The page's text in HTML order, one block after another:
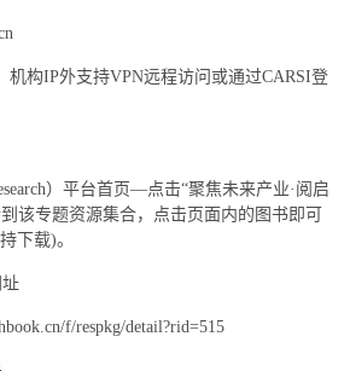
机构IP外支持VPN远程访问或通过CARSI登
）平台首页—点击“聚焦未来产业·阅启
该专题资源集合，点击页面内的图书即可
下载)。
f/respkg/detail?rid=515